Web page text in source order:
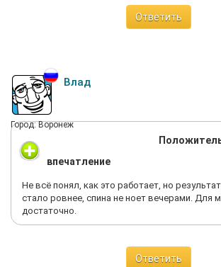
Ответить
Влад
Город: Воронеж
впечатление
Не всё понял, как это работает, но
стало ровнее, спина не ноет вечерами. Для
достаточно.
Ответить